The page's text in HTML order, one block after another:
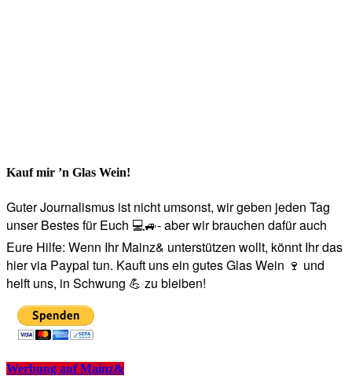
Kauf mir ’n Glas Wein!
Guter Journalismus ist nicht umsonst, wir geben jeden Tag
unser Bestes für Euch 💻🚙- aber wir brauchen dafür auch
Eure Hilfe: Wenn Ihr Mainz& unterstützen wollt, könnt Ihr das
hier via Paypal tun. Kauft uns ein gutes Glas Wein 🍷 und
helft uns, in Schwung 💪 zu bleiben!
Werbung auf Mainz&